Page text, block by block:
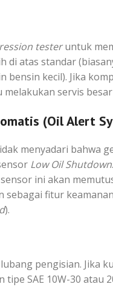
testeruntuk
di atas standar
bensin kecil). Jika
servis
(Oil Alert
menyadari bahwa
Low Oil Shutdown
ini akan
sebagai fitur
).
pengisian. Jika
SAE 10W-30 atau